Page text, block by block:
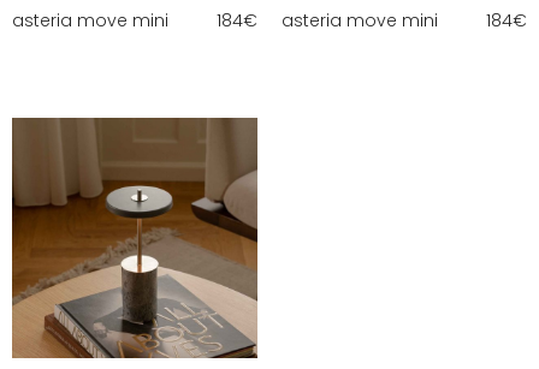
asteria move mini 184€ asteria move mini 184€